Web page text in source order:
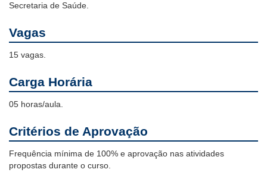
Secretaria de Saúde.
Vagas
15 vagas.
Carga Horária
05 horas/aula.
Critérios de Aprovação
Frequência mínima de 100% e aprovação nas atividades
propostas durante o curso.